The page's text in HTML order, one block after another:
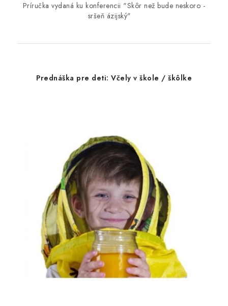
Príručka vydaná ku konferencii "Skôr než bude neskoro -
sršeň ázijský"
Prednáška pre deti: Včely v škole / škôlke